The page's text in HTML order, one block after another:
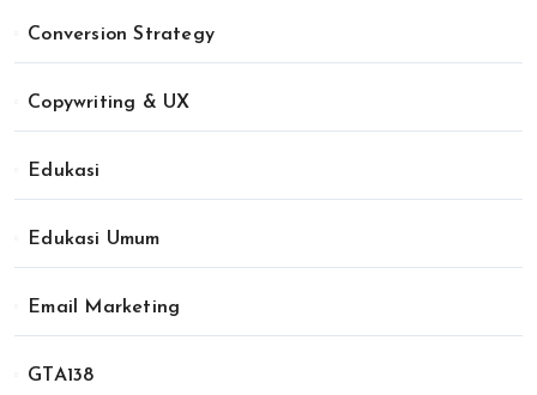
Conversion Strategy
Copywriting & UX
Edukasi
Edukasi Umum
Email Marketing
GTA138